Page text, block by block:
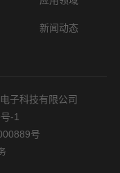
新闻动态
子科技有限公司
-1
号